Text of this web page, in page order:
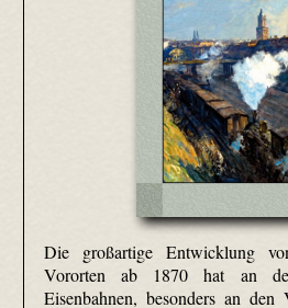
Die großartige Entwicklung
Vororten ab 1870 hat an
Eisenbahnen, besonders an